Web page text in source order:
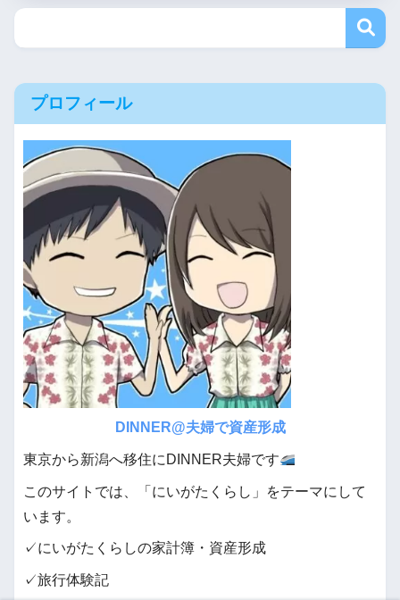
プロフィール
DINNER@夫婦で資産形成
東京から新潟へ移住にDINNER夫婦です
このサイトでは、「にいがたくらし」をテーマにして
います。
✓にいがたくらしの家計簿・資産形成
✓旅行体験記